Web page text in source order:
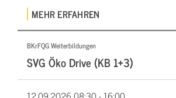
MEHR ERFAHREN
BKrFQG Weiterbildungen
SVG Öko Drive (KB 1+3)